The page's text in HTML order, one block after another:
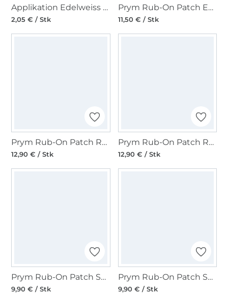
Applikation Edelweiss klein
2,05 € / Stk
Prym Rub-On Patch EXTREME 2 Stk, schwarz
11,50 € / Stk
Prym Rub-On Patch REFLECTIVE 3 Stk, schwarz/grau
12,90 € / Stk
Prym Rub-On Patch REPAIR KIT 3 Stk, schwarz
12,90 € / Stk
Prym Rub-On Patch STRETCH 3 Stk, schwarz
9,90 € / Stk
Prym Rub-On Patch STRETCH 3 Stk, beige
9,90 € / Stk